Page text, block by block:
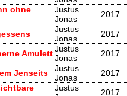
ohne
Justus
Jonas
2017
Justus
Jonas
2017
AmulettJustus
Jonas
2017
Jenseits
Justus
Jonas
2017
Justus
2017